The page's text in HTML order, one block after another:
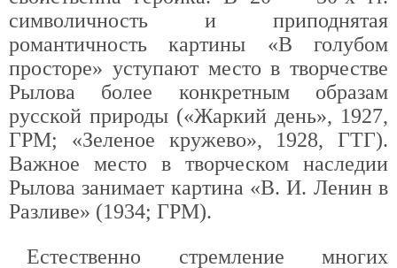
символичность и приподнятая
романтичность картины «В голубом
просторе» уступают место в творчестве
Рылова более конкретным образам
русской природы («Жаркий день», 1927,
ГРМ; «Зеленое кружево», 1928, ГТГ).
Важное место в творческом наследии
Рылова занимает картина «В. И. Ленин в
Разливе» (1934; ГРМ).
Естественно стремление многих